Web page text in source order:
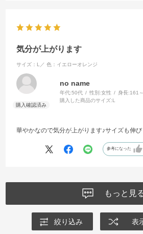
気分が上がります
サイズ：L／ 色：イエローオレンジ
no name
年代:50代 性別:女性 身長:161
購入した商品のサイズ:L
華やかなので気分が上がります♪サイズも伸び
参考になった
もっと見
絞り込み 表